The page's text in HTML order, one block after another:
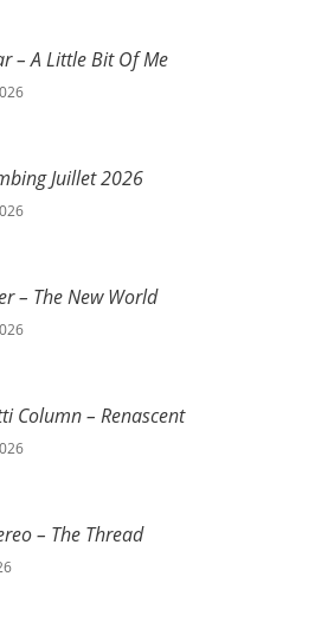
– A Little Bit Of Me
Juillet 2026
– The New World
Column – Renascent
– The Thread